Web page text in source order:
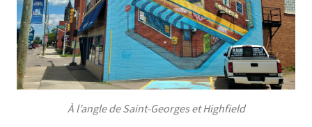
À l’angle de Saint-Georges et Highfield